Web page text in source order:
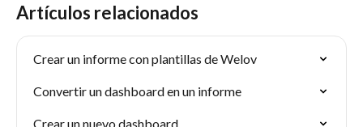
Artículos relacionados
Crear un informe con plantillas de Welov
Convertir un dashboard en un informe
Crear un nuevo dashboard